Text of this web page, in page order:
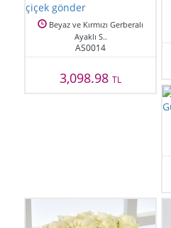
Beyaz ve Kırmızı Gerberalı
Ayaklı S..
AS0014
3,098.98TL